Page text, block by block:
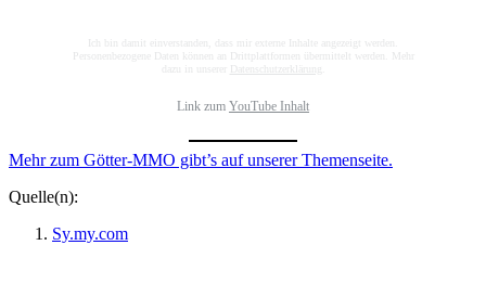
Ich bin damit einverstanden, dass mir externe Inhalte angezeigt werden.
Personenbezogene Daten können an Drittplattformen übermittelt werden. Mehr
Datenschutzerklärung
Link zum YouTube Inhalt
Mehr zum Götter-MMO gibt’s auf unserer Themenseite.
Quelle(n):
Sy.my.com